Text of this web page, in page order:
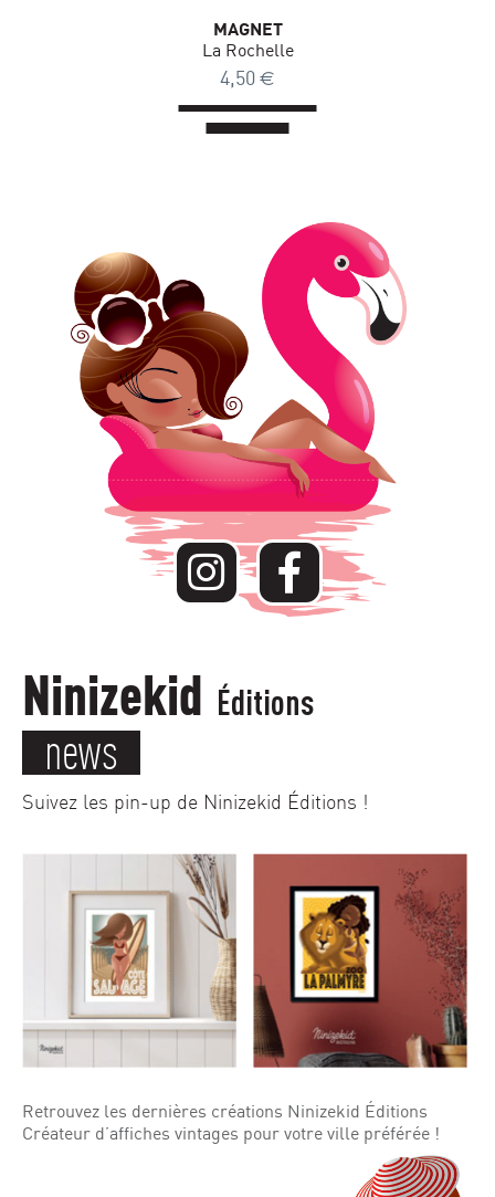
MAGNET
La Rochelle
4,50 €
Ninizekid Éditions
news
Suivez les pin-up de Ninizekid Éditions !
Retrouvez les dernières créations Ninizekid Éditions
Créateur d’affiches vintages pour votre ville préférée !